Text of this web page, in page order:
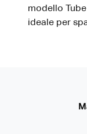
modello
ideale per